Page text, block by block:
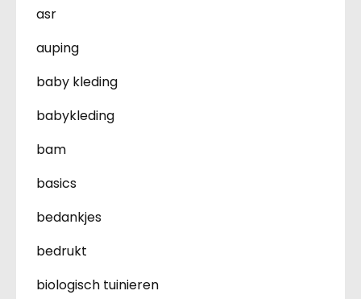
asr
auping
baby kleding
babykleding
bam
basics
bedankjes
bedrukt
biologisch tuinieren